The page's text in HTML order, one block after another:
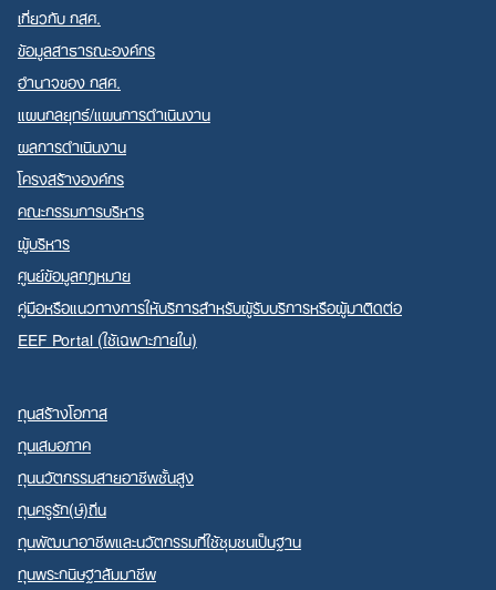
เกี่ยวกับ กสศ.
ข้อมูลสาธารณะองค์กร
อำนาจของ กสศ.
แผนกลยุทธ์/แผนการดำเนินงาน
ผลการดำเนินงาน
โครงสร้างองค์กร
คณะกรรมการบริหาร
ผู้บริหาร
ศูนย์ข้อมูลกฎหมาย
คู่มือหรือแนวทางการให้บริการสำหรับผู้รับบริการหรือผู้มาติดต่อ
EEF Portal (ใช้เฉพาะภายใน)
ทุนสร้างโอกาส
ทุนเสมอภาค
ทุนนวัตกรรมสายอาชีพชั้นสูง
ทุนครูรัก(ษ์)ถิ่น
ทุนพัฒนาอาชีพและนวัตกรรมที่ใช้ชุมชนเป็นฐาน
ทุนพระกนิษฐาสัมมาชีพ